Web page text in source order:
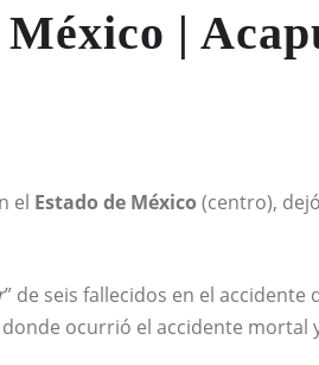
|
el Estado de México (centro),
” de seis fallecidos en el accidente
ocurrió el accidente mortal